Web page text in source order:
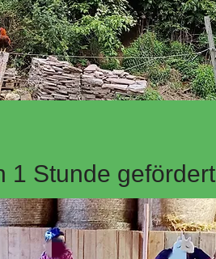
1 Stunde gefördert